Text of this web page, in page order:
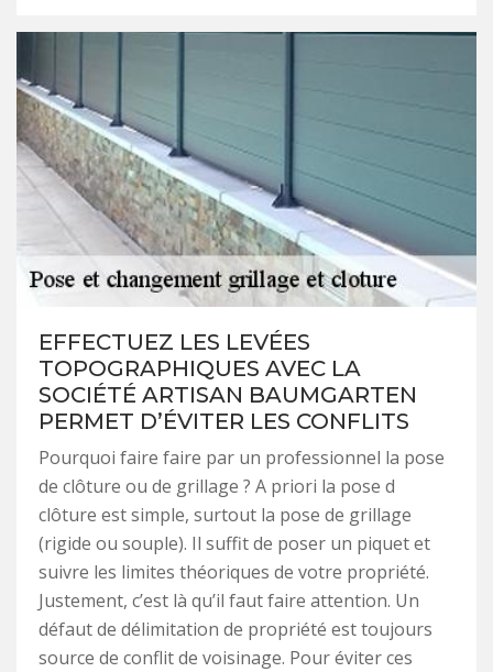
EFFECTUEZ LES LEVÉES
TOPOGRAPHIQUES AVEC LA
SOCIÉTÉ ARTISAN BAUMGARTEN
PERMET D’ÉVITER LES CONFLITS
Pourquoi faire faire par un professionnel la pose
de clôture ou de grillage ? A priori la pose d
clôture est simple, surtout la pose de grillage
(rigide ou souple). Il suffit de poser un piquet et
suivre les limites théoriques de votre propriété.
Justement, c’est là qu’il faut faire attention. Un
défaut de délimitation de propriété est toujours
source de conflit de voisinage. Pour éviter ces